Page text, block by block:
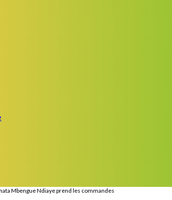
Mbengue Ndiaye prend les commandes